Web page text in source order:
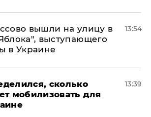
вышли на улицу в
выступающего
в Украине
13:54
сколько
мобилизовать для
13:39